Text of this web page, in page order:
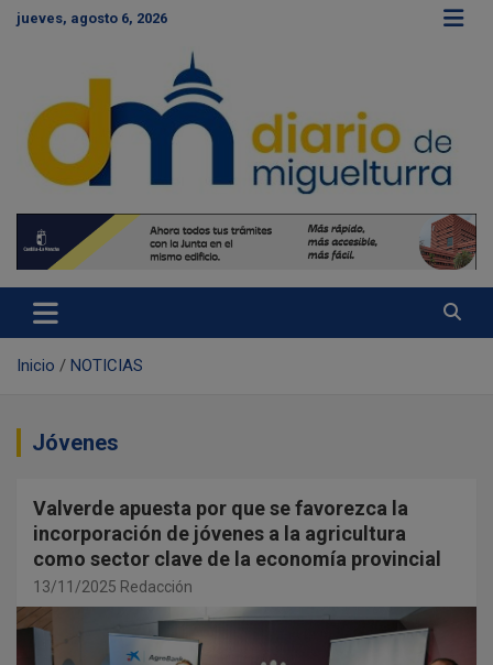
e
i
jueves, agosto 6, 2026
Diario de Miguelturra
Inicio NOTICIAS
Jóvenes
Valverde apuesta por que se favorezca la
incorporación de jóvenes a la agricultura
como sector clave de la economía provincial
13/11/2025 Redacción